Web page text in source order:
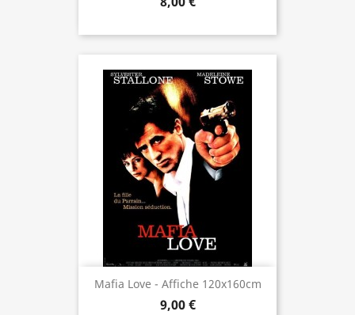
Mafia Love - Affiche 120x160cm
9,00 €